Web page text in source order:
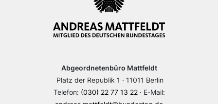
Abgeordnetenbüro Mattfeldt
Platz der Republik 1 · 11011 Berlin
Telefon: (030) 22 77 13 22· E-Mail: